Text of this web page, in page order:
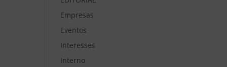
Empresas
Eventos
Interesses
Interno